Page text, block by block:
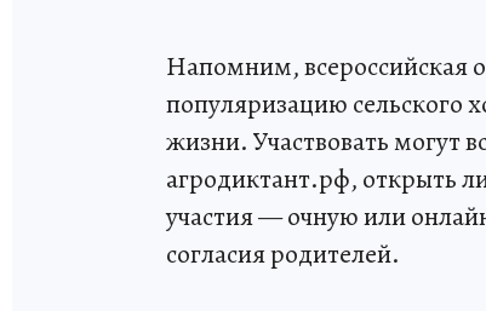
Напомним, всероссийская
популяризацию сельского
жизни. Участвовать могут
агродиктант.рф, открыть
участия — очную или
согласия родителей.